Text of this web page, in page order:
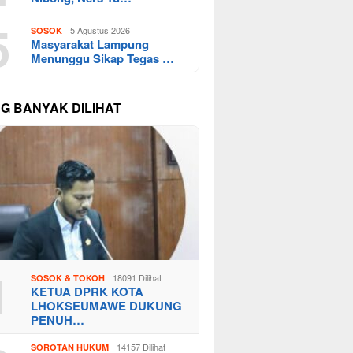
SOSOK 5 Agustus 2026
Masyarakat Lampung
Menunggu Sikap Tegas …
BANYAK DILIHAT
SOSOK & TOKOH 18091 Dilihat
KETUA DPRK KOTA
LHOKSEUMAWE DUKUNG
PENUH…
SOROTAN HUKUM 14157 Dilihat